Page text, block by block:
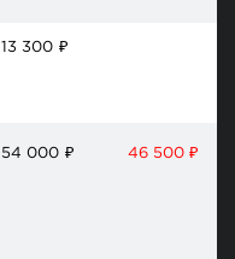
13 300 ₽
54 000 ₽ 46 500 ₽